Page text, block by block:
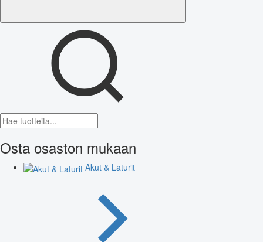
Osta osaston mukaan
Akut & Laturit